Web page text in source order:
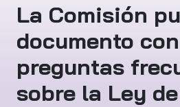
La Comisión
documento
preguntas
sobre la Ley